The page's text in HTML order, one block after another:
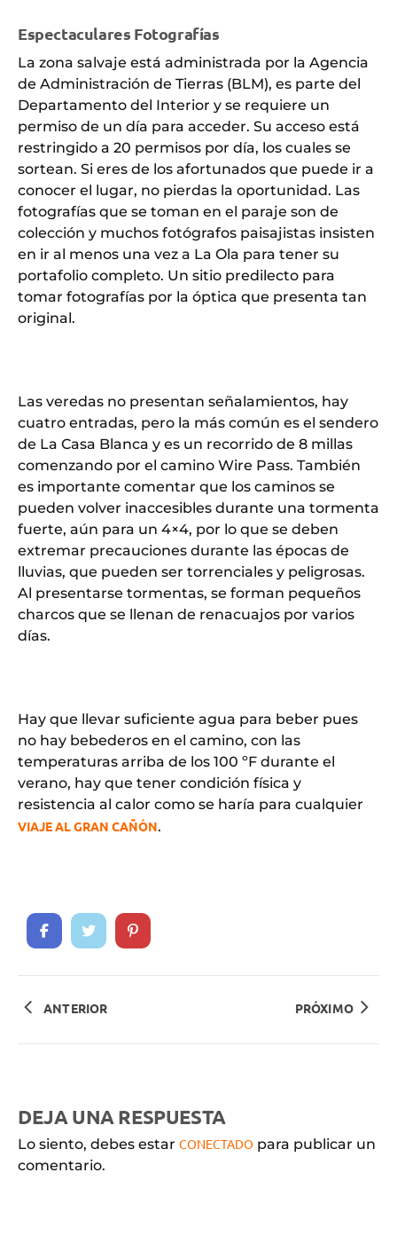
Espectaculares Fotografías
La zona salvaje está administrada por la Agencia
de Administración de Tierras (BLM), es parte del
Departamento del Interior y se requiere un
permiso de un día para acceder. Su acceso está
restringido a 20 permisos por día, los cuales se
sortean. Si eres de los afortunados que puede ir a
conocer el lugar, no pierdas la oportunidad. Las
fotografías que se toman en el paraje son de
colección y muchos fotógrafos paisajistas insisten
en ir al menos una vez a La Ola para tener su
portafolio completo. Un sitio predilecto para
tomar fotografías por la óptica que presenta tan
original.
Las veredas no presentan señalamientos, hay
cuatro entradas, pero la más común es el sendero
de La Casa Blanca y es un recorrido de 8 millas
comenzando por el camino Wire Pass. También
es importante comentar que los caminos se
pueden volver inaccesibles durante una tormenta
fuerte, aún para un 4×4, por lo que se deben
extremar precauciones durante las épocas de
lluvias, que pueden ser torrenciales y peligrosas.
Al presentarse tormentas, se forman pequeños
charcos que se llenan de renacuajos por varios
días.
Hay que llevar suficiente agua para beber pues
no hay bebederos en el camino, con las
temperaturas arriba de los 100 ºF durante el
verano, hay que tener condición física y
resistencia al calor como se haría para cualquier
VIAJE AL GRAN CAÑÓN.
ANTERIOR PRÓXIMO
DEJA UNA RESPUESTA
Lo siento, debes estar CONECTADO para publicar un
comentario.